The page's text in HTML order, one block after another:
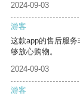
2024-09-03
游客
这款app的售后服
够放心购物。
2024-09-03
游客